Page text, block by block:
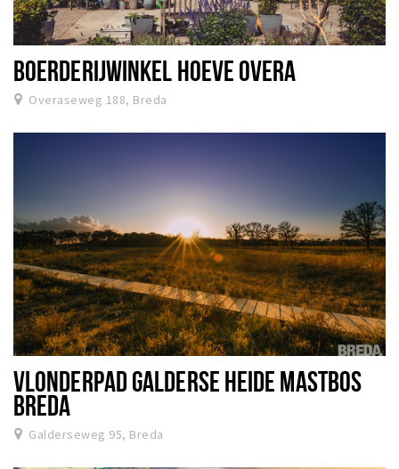
BOERDERIJWINKEL HOEVE OVERA
Overaseweg 188, Breda
VLONDERPAD GALDERSE HEIDE MASTBOS
BREDA
Galderseweg 95, Breda